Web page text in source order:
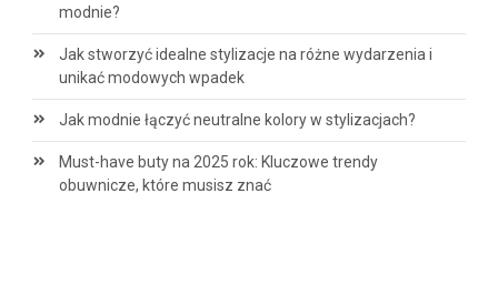
modnie?
Jak stworzyć idealne stylizacje na różne wydarzenia i
unikać modowych wpadek
Jak modnie łączyć neutralne kolory w stylizacjach?
Must-have buty na 2025 rok: Kluczowe trendy
obuwnicze, które musisz znać